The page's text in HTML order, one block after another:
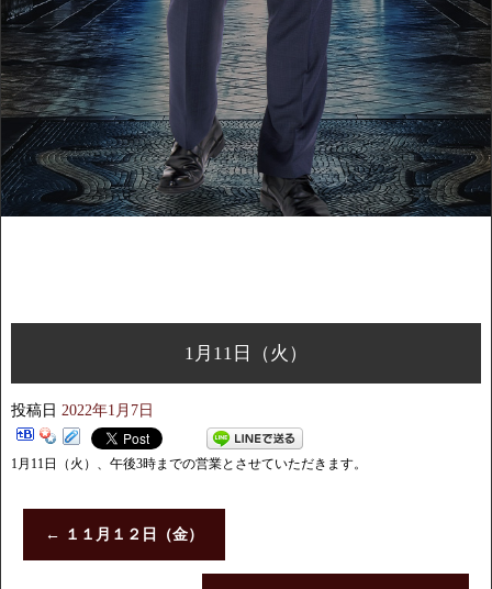
1月11日（火）
投稿日 2022年1月7日
1月11日（火）、午後3時までの営業とさせていただきます。
← １１月１２日（金）